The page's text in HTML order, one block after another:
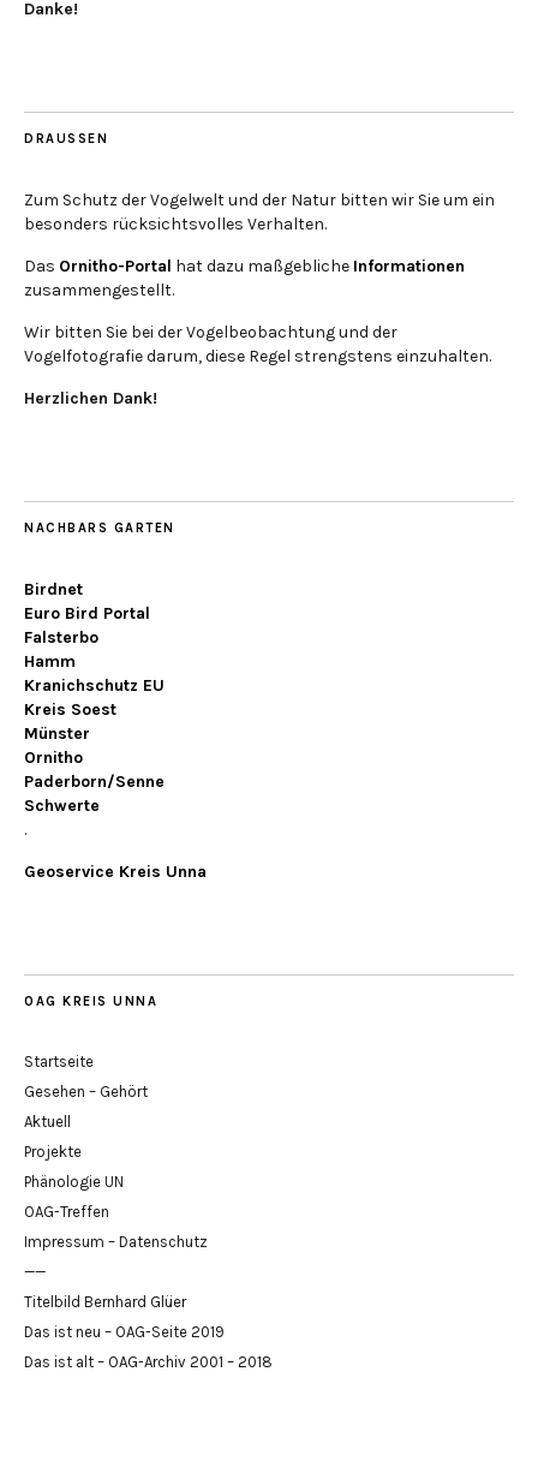
Danke!
DRAUSSEN
Zum Schutz der Vogelwelt und der Natur bitten wir Sie um ein
besonders rücksichtsvolles Verhalten.
Das Ornitho-Portal hat dazu maßgebliche Informationen
zusammengestellt.
Wir bitten Sie bei der Vogelbeobachtung und der
Vogelfotografie darum, diese Regel strengstens einzuhalten.
Herzlichen Dank!
NACHBARS GARTEN
Birdnet
Euro Bird Portal
Falsterbo
Hamm
Kranichschutz EU
Kreis Soest
Münster
Ornitho
Paderborn/Senne
Schwerte
.
Geoservice Kreis Unna
OAG KREIS UNNA
Startseite
Gesehen – Gehört
Aktuell
Projekte
Phänologie UN
OAG-Treffen
Impressum – Datenschutz
——
Titelbild Bernhard Glüer
Das ist neu – OAG-Seite 2019
Das ist alt – OAG-Archiv 2001 – 2018